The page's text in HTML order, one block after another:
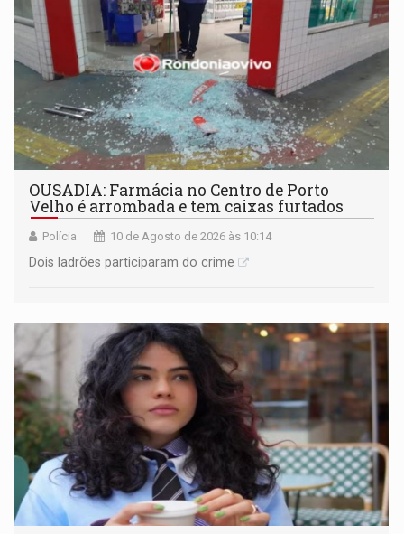
OUSADIA: Farmácia no Centro de Porto
Velho é arrombada e tem caixas furtados
Polícia 10 de Agosto de 2026 às 10:14
Dois ladrões participaram do crime